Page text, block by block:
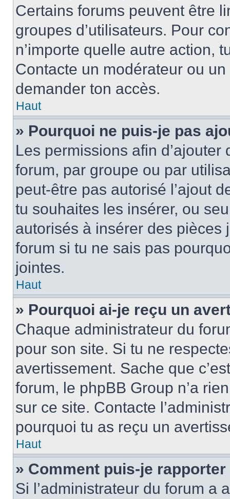
Certains forums peuvent être
groupes d’utilisateurs. Pour
n’importe quelle autre action,
Contacte un modérateur ou
demander ton accès.
Haut
» Pourquoi ne puis-je pas
Les permissions afin
forum, par groupe ou par
peut-être pas autorisé l’ajout
tu souhaites les insérer, ou
autorisés à insérer des pièces
forum si tu ne sais pas
jointes.
Haut
» Pourquoi ai-je reçu un
Chaque administrateur du
pour son site. Si tu ne
avertissement. Sache que
forum, le phpBB Group n’a
sur ce site. Contacte
pourquoi tu as reçu un
Haut
» Comment puis-je
Si l’administrateur du forum a